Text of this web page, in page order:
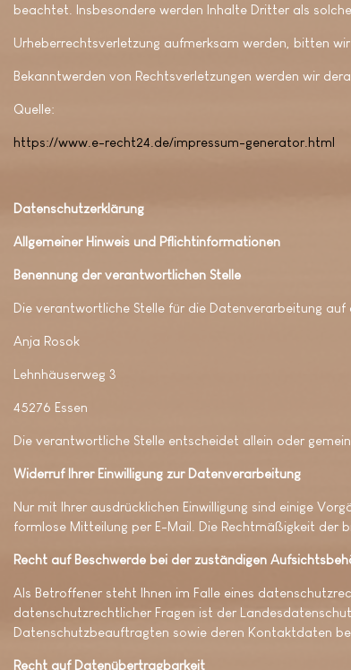
beachtet. Insbesondere werden Inhalte Dritter als
Urheberrechtsverletzung aufmerksam werden, bitten
Bekanntwerden von Rechtsverletzungen werden wir
Quelle:
https://www.e-recht24.de/impressum-generator.html
Datenschutzerklärung
Allgemeiner Hinweis und Pflichtinformationen
Benennung der verantwortlichen Stelle
Die verantwortliche Stelle für die Datenverarbeitung auf
Anja Rosok
Lehnhäuserweg 3
45276 Essen
Die verantwortliche Stelle entscheidet allein oder
Widerruf Ihrer Einwilligung zur Datenverarbeitung
Nur mit Ihrer ausdrücklichen Einwilligung sind einige
formlose Mitteilung per E-Mail. Die Rechtmäßigkeit der
Recht auf Beschwerde bei der zuständigen
Als Betroffener steht Ihnen im Falle eines
datenschutzrechtlicher Fragen ist der
Datenschutzbeauftragten sowie deren Kontaktdaten
Recht auf Datenübertragbarkeit